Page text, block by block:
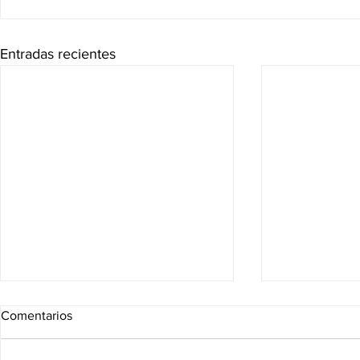
Entradas recientes
Comentarios